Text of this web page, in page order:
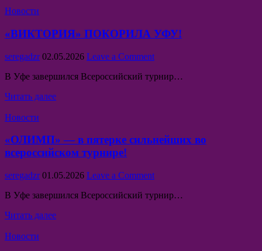
девушек,
среди
команд
девочек,
девушек,
юниорок
Posted
Новости
«ВИКТОРИЯ» ПОКОРИЛА УФУ!
Author:
seregadzr Published
02.05.2026 Leave a Commenton
ПОКОРИЛА
В Уфе завершился Всероссийский турнир…
Читать далее«ВИКТОРИЯ»
Posted
Новости
«ОЛИМП» — в пятерке сильнейших во
всероссийском турнире!
Author:
seregadzr Published
01.05.2026 Leave a Commenton
—
В Уфе завершился Всероссийский турнир…
Читать далее«ОЛИМП»
Posted
Новости